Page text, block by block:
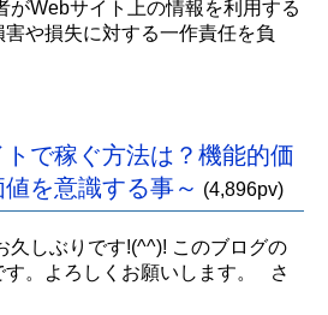
がWebサイト上の情報を利用する
や損失に対する一作責任を負
で稼ぐ方法は？機能的価
を意識する事～ (4,896pv)
久しぶりです!(^^)! このブログの
す。よろしくお願いします。 さ